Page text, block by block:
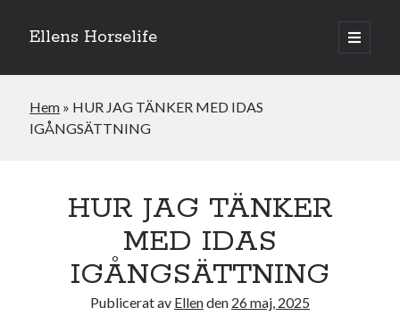
Ellens Horselife
öppna
primär
Sidopanel
Hem » HUR JAG TÄNKER MED IDAS
IGÅNGSÄTTNING
HUR JAG TÄNKER
MED IDAS
IGÅNGSÄTTNING
Publicerat av Ellenden 26 maj, 2025